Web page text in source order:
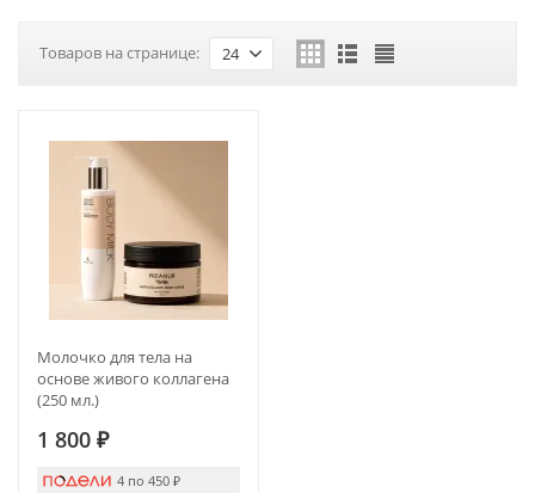
Товаров на странице: 24
Молочко для тела на
основе живого коллагена
(250 мл.)
1 800 ₽
4 по 450 ₽